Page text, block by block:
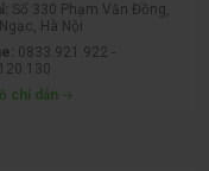
Số 330 Phạm Văn Đồng,
Hà Nội
0833.921.922 -
chỉ dẫn